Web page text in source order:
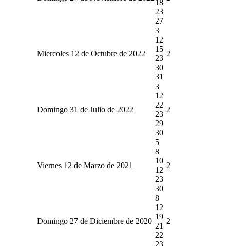
18
23
27
Miercoles 12 de Octubre de 2022
3
12
15
23
30
31
2
Domingo 31 de Julio de 2022
3
12
22
23
29
30
2
Viernes 12 de Marzo de 2021
5
8
10
12
23
30
2
Domingo 27 de Diciembre de 2020
8
12
19
21
22
23
2